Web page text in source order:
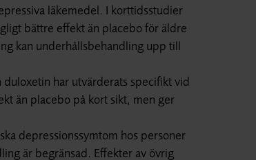
läkemedel. I korttidsstudier
bättre effekt än placebo för äldre
kan underhållsbehandling upp till
har utvärderats specifikt vid
än placebo på kort sikt, men ger
depressionssymtom hos personer
är begränsad. Effekter av övrig